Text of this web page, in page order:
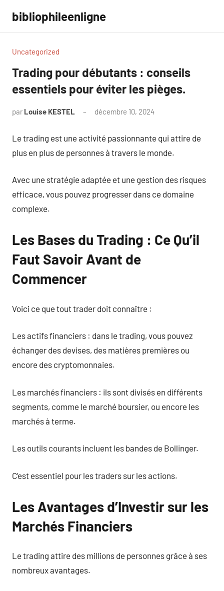
contenu
bibliophileenligne
Uncategorized
Trading pour débutants : conseils
essentiels pour éviter les pièges.
par Louise KESTEL décembre 10, 2024
Le trading est une activité passionnante qui attire de
plus en plus de personnes à travers le monde.
Avec une stratégie adaptée et une gestion des risques
efficace, vous pouvez progresser dans ce domaine
complexe.
Les Bases du Trading : Ce Qu’il
Faut Savoir Avant de
Commencer
Voici ce que tout trader doit connaître :
Les actifs financiers : dans le trading, vous pouvez
échanger des devises, des matières premières ou
encore des cryptomonnaies.
Les marchés financiers : ils sont divisés en différents
segments, comme le marché boursier, ou encore les
marchés à terme.
Les outils courants incluent les bandes de Bollinger.
C’est essentiel pour les traders sur les actions.
Les Avantages d’Investir sur les
Marchés Financiers
Le trading attire des millions de personnes grâce à ses
nombreux avantages.